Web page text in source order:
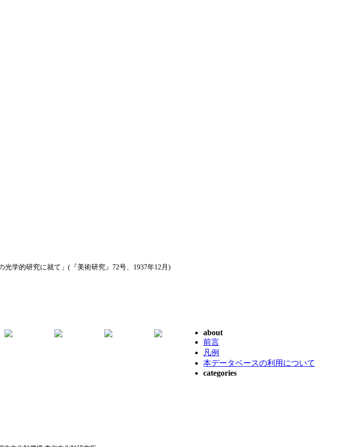
学的研究に就て」(『美術研究』72号、1937年12月)
about
前言
凡例
本データベースの利用について
categories